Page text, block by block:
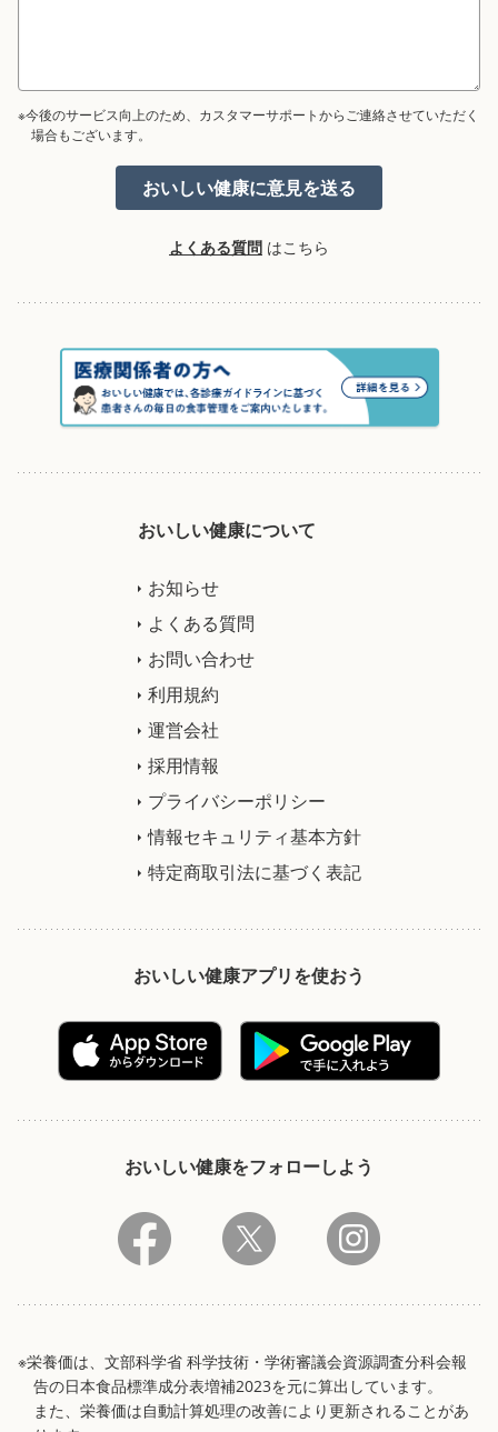
※今後のサービス向上のため、カスタマーサポートからご連絡させていただく
場合もございます。
よくある質問 はこちら
おいしい健康について
お知らせ
よくある質問
お問い合わせ
利用規約
運営会社
採用情報
プライバシーポリシー
情報セキュリティ基本方針
特定商取引法に基づく表記
おいしい健康アプリを使おう
おいしい健康をフォローしよう
※栄養価は、文部科学省 科学技術・学術審議会資源調査分科会報
告の日本食品標準成分表増補2023を元に算出しています。
また、栄養価は自動計算処理の改善により更新されることがあ